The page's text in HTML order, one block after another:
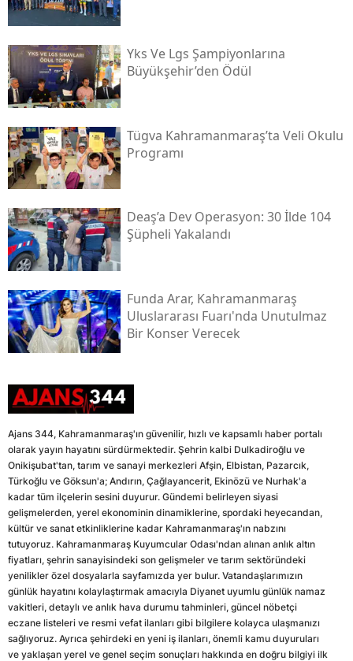
Yks Ve Lgs Şampiyonlarına
Büyükşehir’den Ödül
Tügva Kahramanmaraş’ta Veli Okulu
Programı
Deaş’a Dev Operasyon: 30 İlde 104
Şüpheli Yakalandı
Funda Arar, Kahramanmaraş
Uluslararası Fuarı'nda Unutulmaz
Bir Konser Verecek
Ajans 344, Kahramanmaraş'ın güvenilir, hızlı ve kapsamlı haber portalı
olarak yayın hayatını sürdürmektedir. Şehrin kalbi Dulkadiroğlu ve
Onikişubat'tan, tarım ve sanayi merkezleri Afşin, Elbistan, Pazarcık,
Türkoğlu ve Göksun'a; Andırın, Çağlayancerit, Ekinözü ve Nurhak'a
kadar tüm ilçelerin sesini duyurur. Gündemi belirleyen siyasi
gelişmelerden, yerel ekonominin dinamiklerine, spordaki heyecandan,
kültür ve sanat etkinliklerine kadar Kahramanmaraş'ın nabzını
tutuyoruz. Kahramanmaraş Kuyumcular Odası'ndan alınan anlık altın
fiyatları, şehrin sanayisindeki son gelişmeler ve tarım sektöründeki
yenilikler özel dosyalarla sayfamızda yer bulur. Vatandaşlarımızın
günlük hayatını kolaylaştırmak amacıyla Diyanet uyumlu günlük namaz
vakitleri, detaylı ve anlık hava durumu tahminleri, güncel nöbetçi
eczane listeleri ve resmi vefat ilanları gibi bilgilere kolayca ulaşmanızı
sağlıyoruz. Ayrıca şehirdeki en yeni iş ilanları, önemli kamu duyuruları
ve yaklaşan yerel ve genel seçim sonuçları hakkında en doğru bilgiyi ilk